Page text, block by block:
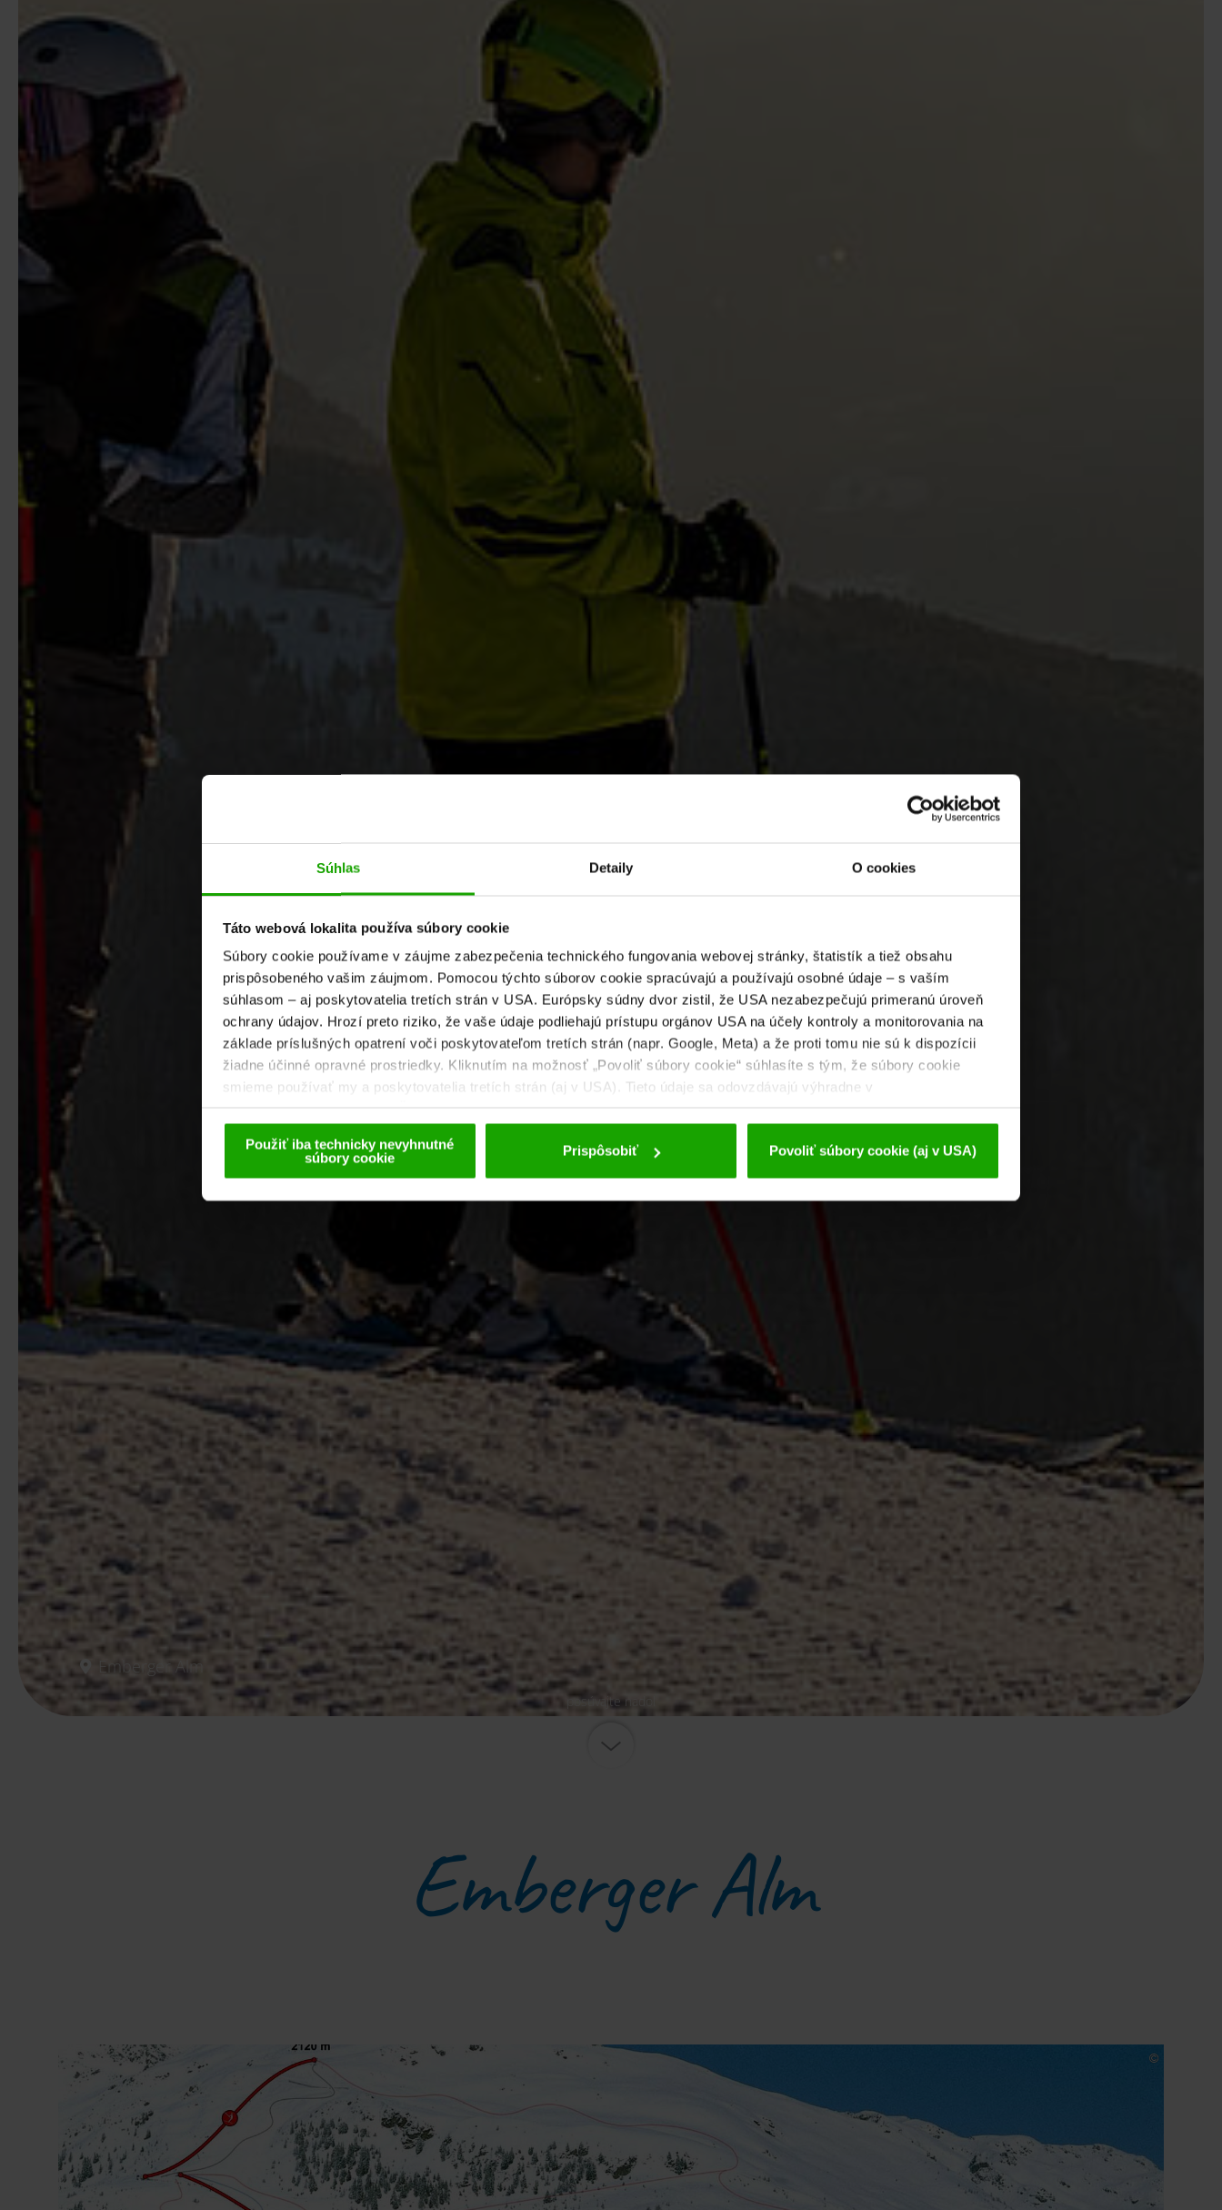
Súhlas Detaily O cookies
Táto webová lokalita používa súbory cookie
Súbory cookie používame v záujme zabezpečenia technického fungovania webovej stránky, štatistík a tiež obsahu
prispôsobeného vašim záujmom. Pomocou týchto súborov cookie spracúvajú a používajú osobné údaje – s vaším
súhlasom – aj poskytovatelia tretích strán v USA. Európsky súdny dvor zistil, že USA nezabezpečujú primeranú úroveň
ochrany údajov. Hrozí preto riziko, že vaše údaje podliehajú prístupu orgánov USA na účely kontroly a monitorovania na
základe príslušných opatrení voči poskytovateľom tretích strán (napr. Google, Meta) a že proti tomu nie sú k dispozícii
žiadne účinné opravné prostriedky. Kliknutím na možnosť „Povoliť súbory cookie“ súhlasíte s tým, že súbory cookie
smieme používať my a poskytovatelia tretích strán (aj v USA). Tieto údaje sa odovzdávajú výhradne v
Použiť iba technicky nevyhnutné
súbory cookie
Prispôsobiť Povoliť súbory cookie (aj v USA)
Emberger Alm
posúvajte nadol
Emberger Alm